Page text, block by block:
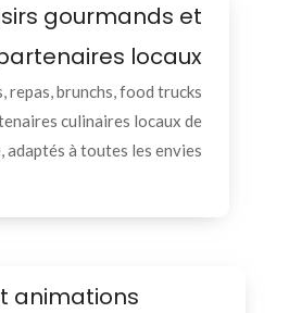
gourmands et
locaux
repas, brunchs, food trucks
culinaires locaux de
adaptés à toutes les envies
animations